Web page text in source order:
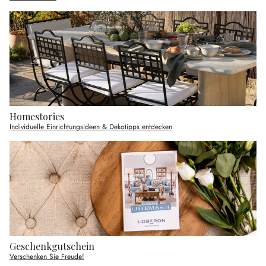
Homestories
Individuelle Einrichtungsideen & Dekotipps entdecken
Geschenkgutschein
Verschenken Sie Freude!